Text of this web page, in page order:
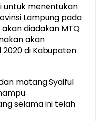
untuk menentukan
Lampung pada
diadakan MTQ
akan
2020 di Kabupaten
matang Syaiful
selama ini telah